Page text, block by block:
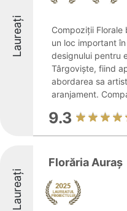
Laureați
Compoziții
un loc important
designului pentru
Târgoviște, fiind
abordarea sa
aranjament.
9.3
Laureați
Florăria Auraș